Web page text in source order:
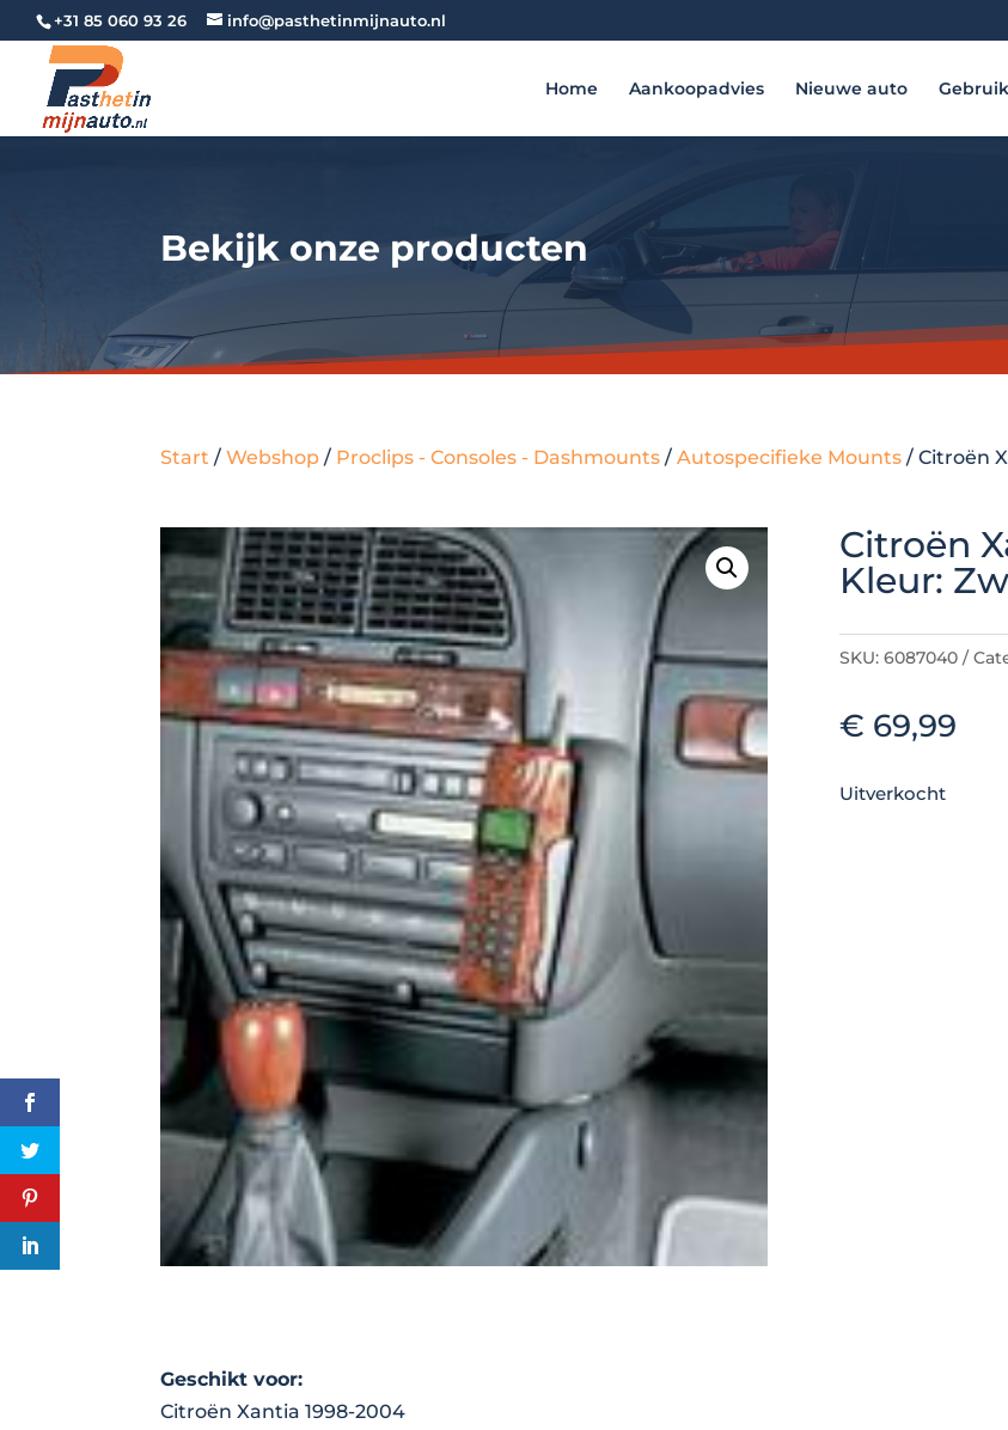
+31 85 060 93 26 info@pasthetinmijnauto.nl
Home Aankoopadvies Nieuwe auto
Bekijk onze producten
Start /Webshop / Proclips - Consoles - Dashmounts /Autospecifieke Mounts / Citroën
Citroën
Kleur:
SKU: 6087040
€ 69,99
Uitverkocht
Geschikt voor:
Citroën Xantia 1998-2004